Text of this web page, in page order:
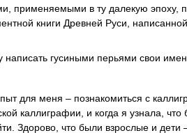
применяемыми в ту далекую
книги Древней Руси,
гусиными перьями свои
для меня – познакомиться с
каллиграфии, и когда я узнала,
Здорово, что были взрослые и